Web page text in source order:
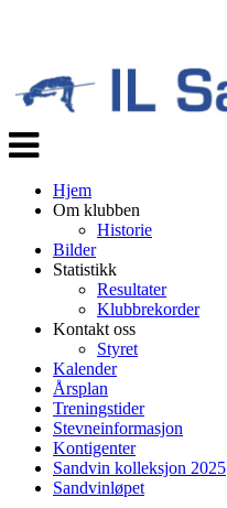
Veksle
navigasjon
Hjem
Om klubben
Historie
Bilder
Statistikk
Resultater
Klubbrekorder
Kontakt oss
Styret
Kalender
Årsplan
Treningstider
Stevneinformasjon
Kontigenter
Sandvin kolleksjon 2025
Sandvinløpet